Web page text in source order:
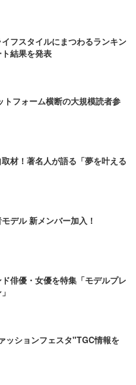
フスタイルにまつわるランキン
結果を発表
トフォーム横断の大規模読者参
材！著名人が語る「夢を叶える
デル 新メンバー加入！
俳優・女優を特集「モデルプレ
ッションフェスタ"TGC情報を